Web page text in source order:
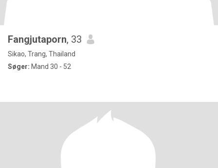
Fangjutaporn, 33
Sikao, Trang, Thailand
Søger: Mand 30 - 52